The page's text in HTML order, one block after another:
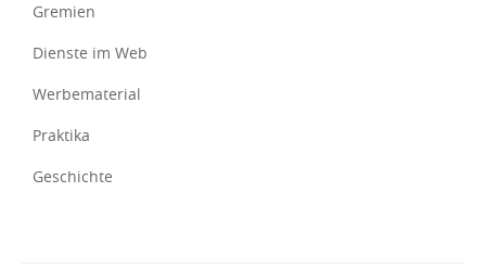
Gremien
Dienste im Web
Werbematerial
Praktika
Geschichte